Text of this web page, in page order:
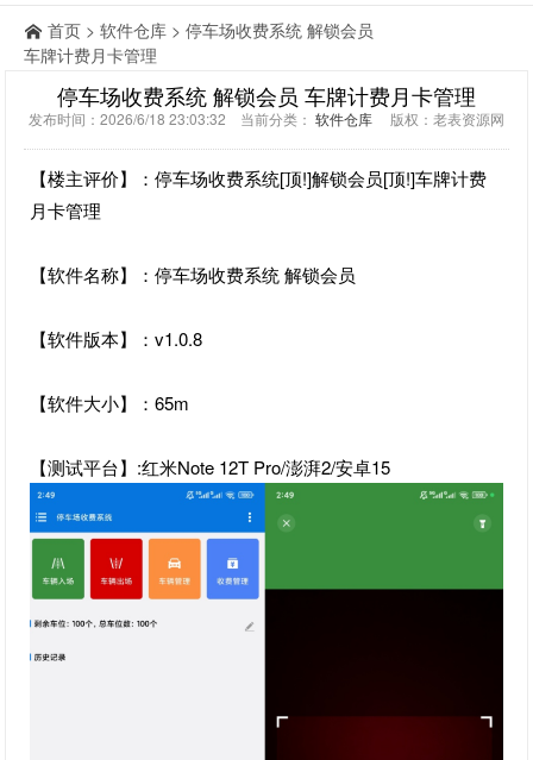
首页 > 软件仓库 > 停车场收费系统 解锁会员
车牌计费月卡管理
停车场收费系统 解锁会员 车牌计费月卡管理
发布时间：2026/6/18 23:03:32 当前分类： 软件仓库 版权：老表资源网
【楼主评价】：停车场收费系统[顶!]解锁会员[顶!]车牌计费
月卡管理
【软件名称】：停车场收费系统 解锁会员
【软件版本】：v1.0.8
【软件大小】：65m
【测试平台】:红米Note 12T Pro/澎湃2/安卓15